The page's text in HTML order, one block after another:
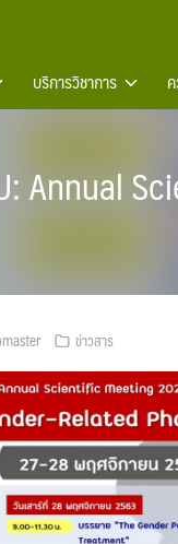
บริการวิชาการ
Annual
ข่าวสาร